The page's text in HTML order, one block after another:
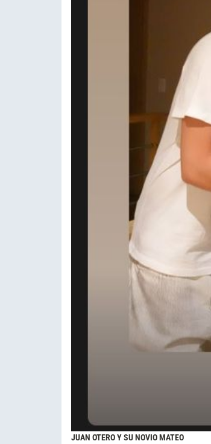
JUAN OTERO Y SU NOVIO MATEO